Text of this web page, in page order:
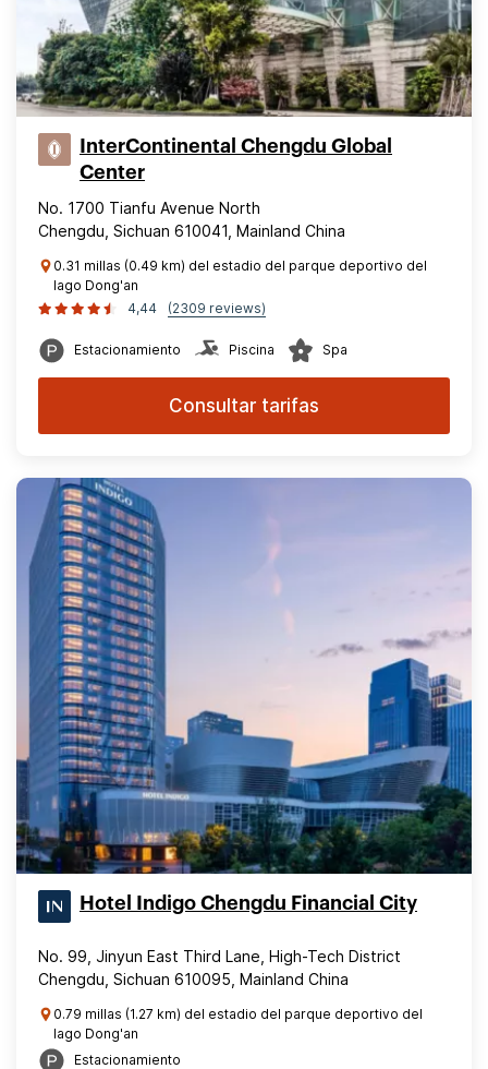
InterContinental Chengdu Global
Center
No. 1700 Tianfu Avenue North
Chengdu, Sichuan 610041, Mainland China
0.31 millas (0.49 km) del estadio del parque deportivo del
lago Dong'an
4,44
(2309 reviews)
Estacionamiento Piscina Spa
Consultar tarifas
Hotel Indigo Chengdu Financial City
No. 99, Jinyun East Third Lane, High-Tech District
Chengdu, Sichuan 610095, Mainland China
0.79 millas (1.27 km) del estadio del parque deportivo del
lago Dong'an
Estacionamiento